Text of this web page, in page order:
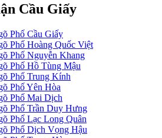
Cầu Giấy
Phố Cầu Giấy
Phố Hoàng Quốc Việt
Phố Nguyễn Khang
Phố Hồ Tùng Mậu
Phố Trung Kính
Phố Yên Hòa
Phố Mai Dịch
Phố Trần Duy Hưng
Phố Lạc Long Quân
Phố Dịch Vọng Hậu